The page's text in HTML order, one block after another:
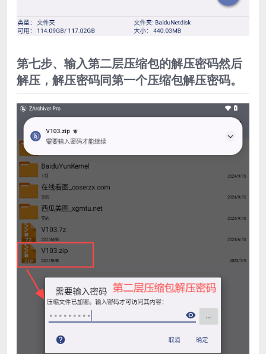
第七步、输入第二层压缩包的解压密码然后
解压，解压密码同第一个压缩包解压密码。